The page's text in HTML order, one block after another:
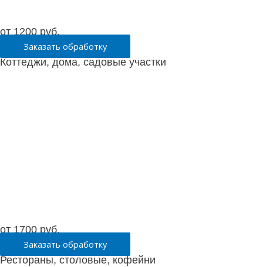
от 1200 руб.
Заказать обработку
Коттеджи, дома, садовые участки
от 1700 руб.
Заказать обработку
Рестораны, столовые, кофейни